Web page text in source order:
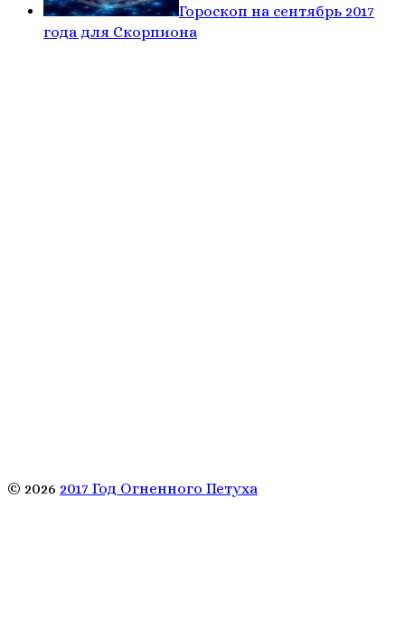
Гороскоп на сентябрь 2017
года для Скорпиона
© 2026 2017 Год Огненного Петуха